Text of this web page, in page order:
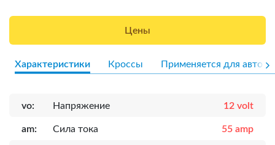
Цены
Характеристики Кроссы Применяется для авто
vo: Напряжение 12 volt
am: Сила тока 55 amp